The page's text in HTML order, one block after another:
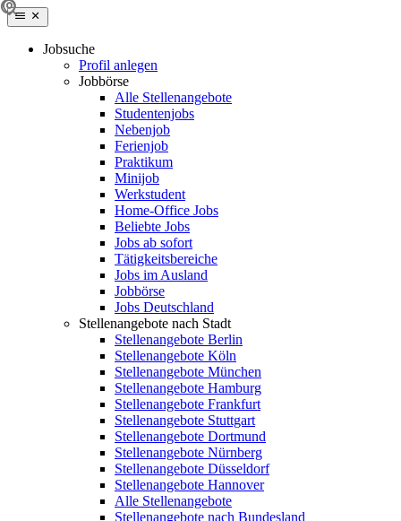
Jobsuche
Profil anlegen
Jobbörse
Alle Stellenangebote
Studentenjobs
Nebenjob
Ferienjob
Praktikum
Minijob
Werkstudent
Home-Office Jobs
Beliebte Jobs
Jobs ab sofort
Tätigkeitsbereiche
Jobs im Ausland
Jobbörse
Jobs Deutschland
Stellenangebote nach Stadt
Stellenangebote Berlin
Stellenangebote Köln
Stellenangebote München
Stellenangebote Hamburg
Stellenangebote Frankfurt
Stellenangebote Stuttgart
Stellenangebote Dortmund
Stellenangebote Nürnberg
Stellenangebote Düsseldorf
Stellenangebote Hannover
Alle Stellenangebote
Stellenangebote nach Bundesland